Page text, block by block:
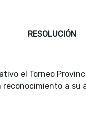
RESOLUCIÓN
el Torneo
reconocimiento a